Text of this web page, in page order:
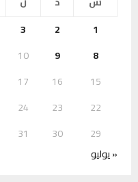
1
2
3
8
9
10
15
16
17
22
23
24
29
30
31
« يوليو